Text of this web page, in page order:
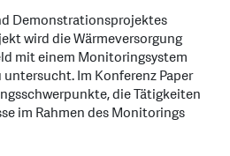
Demonstrationsprojektes
wird die Wärmeversorgung
mit einem Monitoringsystem
Im Konferenz Paper
die Tätigkeiten
im Rahmen des Monitorings